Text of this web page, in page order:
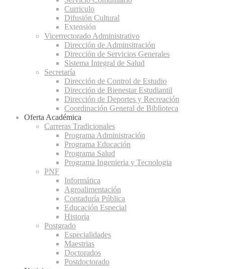
Curriculo
Difusión Cultural
Extensión
Vicerrectorado Administrativo
Dirección de Adminsitración
Dirección de Servicios Generales
Sistema Integral de Salud
Secretaría
Dirección de Control de Estudio
Dirección de Bienestar Estudiantil
Dirección de Deportes y Recreación
Coordinación General de Biblioteca
Oferta Académica
Carreras Tradicionales
Programa Administración
Programa Educación
Programa Salud
Programa Ingenieria y Tecnologia
PNF
Informática
Agroalimentación
Contaduría Pública
Educación Especial
Historia
Postgrado
Especialidades
Maestrias
Doctorados
Postdoctorado